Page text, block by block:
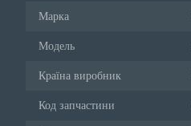
Марка
Модель
Країна виробник
Код запчастини